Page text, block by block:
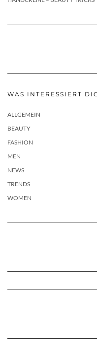
WAS INTERESSIERT
ALLGEMEIN
BEAUTY
FASHION
MEN
NEWS
TRENDS
WOMEN